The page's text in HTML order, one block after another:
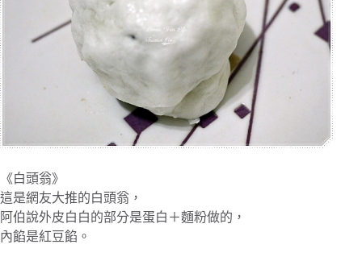
《白頭翁》
這是網友大推的白頭翁，
阿伯說外皮白白的部分是蛋白＋麵粉做的，
內餡是紅豆餡。